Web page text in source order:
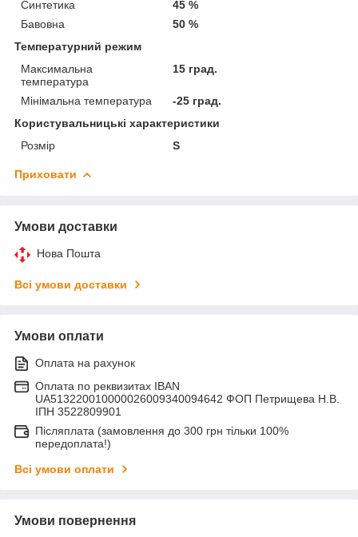
Синтетика
45 %
Бавовна
50 %
Температурний режим
Максимальна
температура
15 град.
Мінімальна температура
-25 град.
Користувальницькі характеристики
Розмір
S
Приховати
Умови доставки
Нова Пошта
Всі умови доставки
Умови оплати
Оплата на рахунок
Оплата по реквизитах IBAN
UA513220010000026009340094642 ФОП Петрищева Н.В.
ІПН 3522809901
Післяплата (замовлення до 300 грн тільки 100%
передоплата!)
Всі умови оплати
Умови повернення